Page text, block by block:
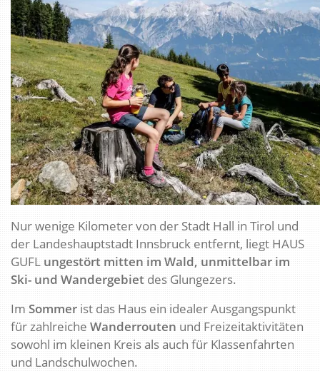
Nur wenige Kilometer von der Stadt Hall in Tirol und
der Landeshauptstadt Innsbruck entfernt, liegt HAUS
GUFL ungestört mitten im Wald, unmittelbar im
Ski- und Wandergebiet des Glungezers.
Im Sommer ist das Haus ein idealer Ausgangspunkt
für zahlreiche Wanderrouten und Freizeitaktivitäten
sowohl im kleinen Kreis als auch für Klassenfahrten
und Landschulwochen.